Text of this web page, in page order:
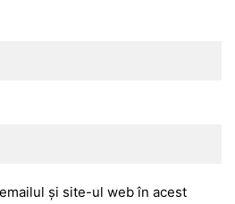
și site-ul web în acest